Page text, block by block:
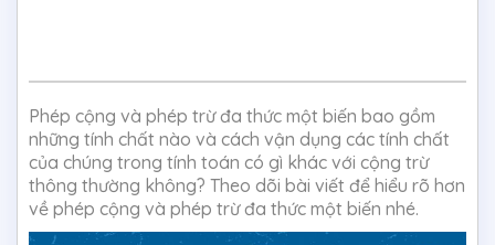
Phép cộng và phép trừ đa thức một biến bao gồm
những tính chất nào và cách vận dụng các tính chất
của chúng trong tính toán có gì khác với cộng trừ
thông thường không? Theo dõi bài viết để hiểu rõ hơn
về phép cộng và phép trừ đa thức một biến nhé.